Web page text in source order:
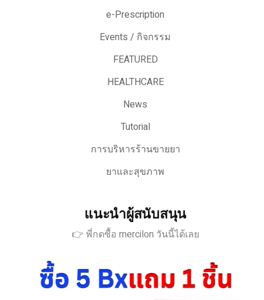
e-Prescription
Events / กิจกรรม
FEATURED
HEALTHCARE
News
Tutorial
การบริหารร้านขายยา
ยาและสุขภาพ
แนะนำผู้สนับสนุน
👉 พี่กดซื้อ mercilon วันนี้ได้เลย